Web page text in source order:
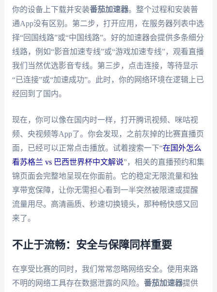
你的设备上下载并安装番茄加速器。整个过程和安装普
通App没有区别。第二步，打开应用，在服务器列表中选
择“回国线路”或“中国线路”。好的加速器会提供多条细分
线路，例如“影音加速专线”或“游戏加速专线”，观看直播
我们当然优选影音专线。第三步，点击连接，等待显示
“已连接”或“加速成功”。此时，你的网络环境在逻辑上已
经回到了国内。
现在，你可以像在国内时一样，打开腾讯视频、咪咕视
频、央视频等App了。你会发现，之前灰掉的比赛直播页
面，已经可以正常点击播放。试着搜索一下“在国外怎么
看苏格兰 vs 巴西世界杯中文解说”，相关的直播预约和集
锦页面会完整地呈现在你面前。它的稳定无限流量和独
享带宽保障，让你无需担心看到一半突然被限速或提醒
流量用尽。高清画质、秒速切换镜头，那种畅快感又回
来了。
不止于流畅：安全与保障同样重要
在享受比赛的同时，我们常常忽略网络安全。使用来路
不明的网络工具存在数据泄露的风险。 番茄加速器提供